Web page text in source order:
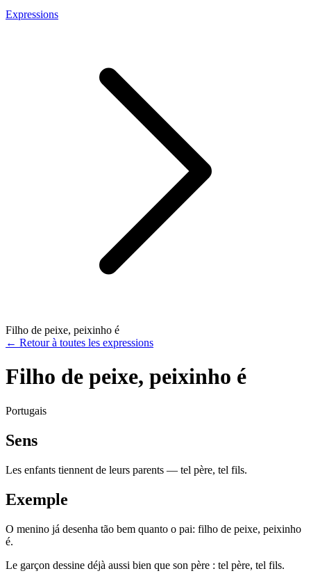
Expressions
Filho de peixe, peixinho é
← Retour à toutes les expressions
Filho de peixe, peixinho é
Portugais
Sens
Les enfants tiennent de leurs parents — tel père, tel fils.
Exemple
O menino já desenha tão bem quanto o pai: filho de peixe, peixinho
é.
Le garçon dessine déjà aussi bien que son père : tel père, tel fils.